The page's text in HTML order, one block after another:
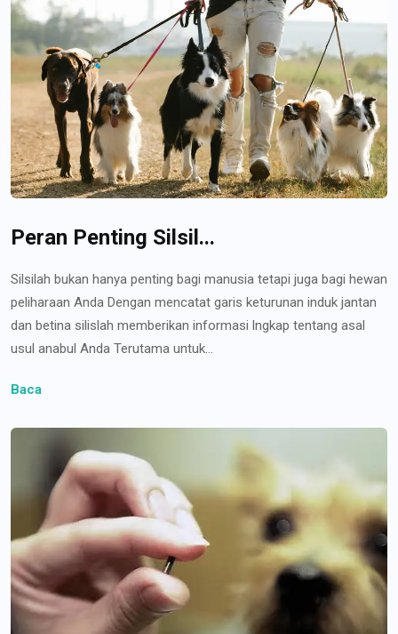
Peran Penting Silsil...
Silsilah bukan hanya penting bagi manusia tetapi juga bagi hewan
peliharaan Anda Dengan mencatat garis keturunan induk jantan
dan betina silislah memberikan informasi lngkap tentang asal
usul anabul Anda Terutama untuk...
Baca